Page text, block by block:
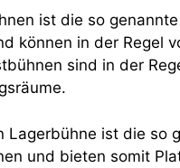
ist die so
können in der Regel
sind in der
ist die so
und bieten somit